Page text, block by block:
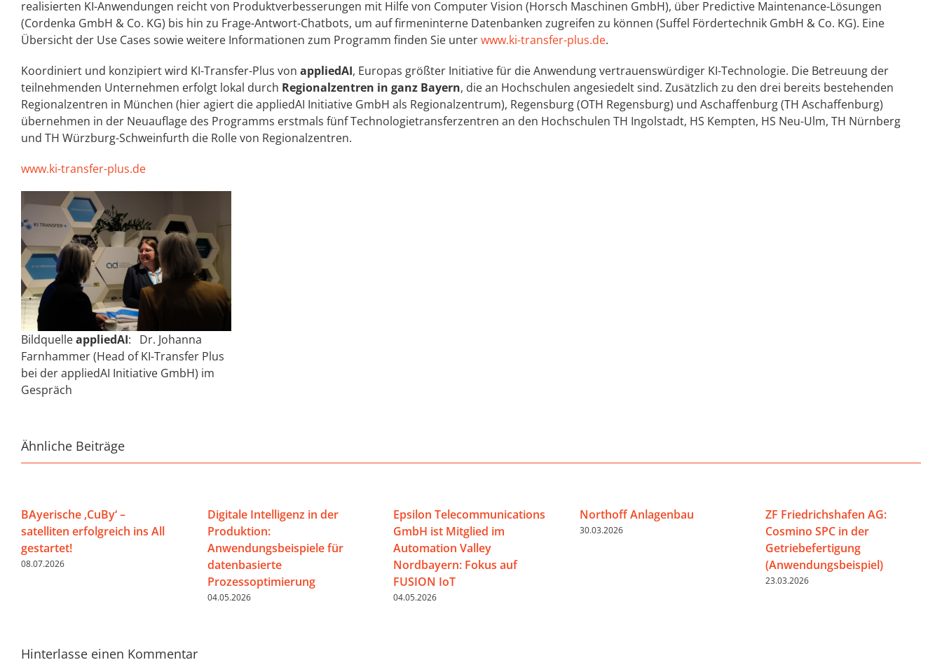
realisierten KI-Anwendungen reicht von Produktverbesserungen mit Hilfe von Computer Vision (Horsch Maschinen GmbH), über Predictive Maintenance-Lösungen
(Cordenka GmbH & Co. KG) bis hin zu Frage-Antwort-Chatbots, um auf firmeninterne Datenbanken zugreifen zu können (Suffel Fördertechnik GmbH & Co. KG). Eine
Übersicht der Use Cases sowie weitere Informationen zum Programm finden Sie unterwww.ki-transfer-plus.de.
Koordiniert und konzipiert wird KI-Transfer-Plus von appliedAI, Europas größter Initiative für die Anwendung vertrauenswürdiger KI-Technologie. Die Betreuung der
teilnehmenden Unternehmen erfolgt lokal durch Regionalzentren in ganz Bayern, die an Hochschulen angesiedelt sind. Zusätzlich zu den drei bereits bestehenden
Regionalzentren in München (hier agiert die appliedAI Initiative GmbH als Regionalzentrum), Regensburg (OTH Regensburg) und Aschaffenburg (TH Aschaffenburg)
übernehmen in der Neuauflage des Programms erstmals fünf Technologietransferzentren an den Hochschulen TH Ingolstadt, HS Kempten, HS Neu-Ulm, TH Nürnberg
und TH Würzburg-Schweinfurth die Rolle von Regionalzentren.
www.ki-transfer-plus.de
BildquelleappliedAI: Dr. Johanna
Farnhammer (Head of KI-Transfer Plus
bei der appliedAI Initiative GmbH) im
Gespräch
Ähnliche Beiträge
BAyerische ‚CuBy‘ –
satelliten erfolgreich ins All
gestartet!
08.07.2026
Digitale Intelligenz in der
Produktion:
Anwendungsbeispiele für
datenbasierte
Prozessoptimierung
04.05.2026
Epsilon Telecommunications
GmbH ist Mitglied im
Automation Valley
Nordbayern: Fokus auf
FUSION IoT
04.05.2026
Northoff Anlagenbau
30.03.2026
ZF Friedrichshafen AG:
Cosmino SPC in der
Getriebefertigung
(Anwendungsbeispiel)
23.03.2026
Hinterlasse einen Kommentar